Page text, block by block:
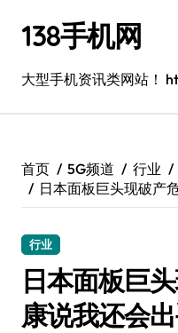
138手机网
大型手机资讯类网站！
首页 5G频道 行业
日本面板巨头现破产
行业
日本面板巨
康说我还会